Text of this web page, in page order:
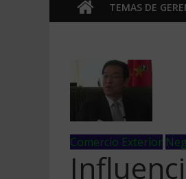
TEMAS DE
Comercio Exterior